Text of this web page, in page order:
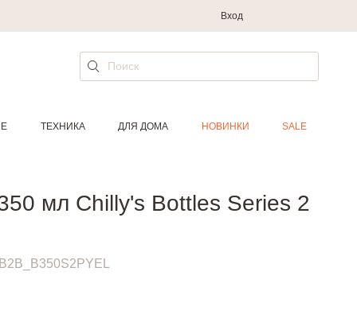
Вход
ТЕХНИКА ДЛЯ ДОМА НОВИНКИ SALE
мл Chilly's Bottles Series 2